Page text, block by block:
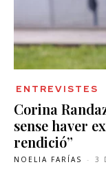
ENTREVISTES
Corina
sense haver
rendició”
NOELIA FARÍAS - 3